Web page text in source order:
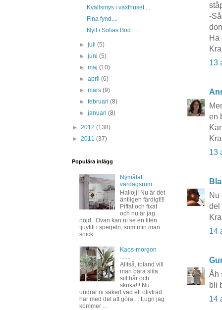
-
Ha
13
en
13
Nu
del
14
Åh
bli
14
Kvällsmys i växthuset....
Fina fynd....
Nytt i Sofias Bod.....
►juli(5)
►juni(5)
►maj(10)
►april(6)
►mars(9)
►februari(8)
►januari(8)
► 2012 (138)
► 2011 (37)
Populära inlägg
Nymålat
vardagsrum .....
Hallojj! Nu är det
äntligen färdigt!!!
Piffat och fixat
och nu är jag
nöjd. Ovan kan ni se en liten
tjuvtitt i spegeln, som min man
snick...
Kaos-morgon
Alltså, ibland vill
man bara slita
sitt hår och
skrika!!! Nu
undrar ni säkert vad ett olivträd
har med det att göra.... Lugn jag
kommer ...